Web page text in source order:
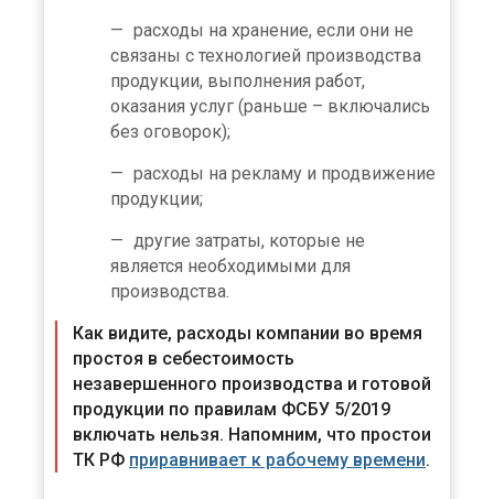
расходы на хранение, если они не
связаны с технологией производства
продукции, выполнения работ,
оказания услуг (раньше – включались
без оговорок);
расходы на рекламу и продвижение
продукции;
другие затраты, которые не
является необходимыми для
производства.
Как видите, расходы компании во время
простоя в себестоимость
незавершенного производства и готовой
продукции по правилам ФСБУ 5/2019
включать нельзя. Напомним, что простои
ТК РФ приравнивает к рабочему времени.